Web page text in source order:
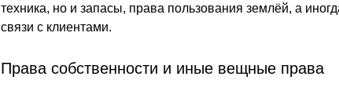
техника, но и запасы, права пользования землёй, а
связи с клиентами.
Права собственности и иные вещные права